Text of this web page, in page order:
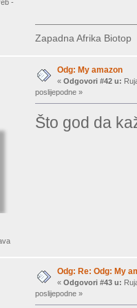
-
Zapadna Afrika Biotop
Odg: My amazon
« Odgovori #42 u:
poslijepodne »
Što god da
Odg: Re: Odg: My
« Odgovori #43 u:
poslijepodne »